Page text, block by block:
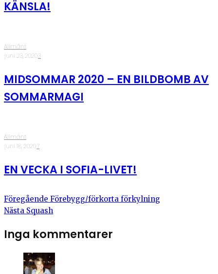
KÄNSLA!
Allmänt
·juni 23, 2020·3
MIDSOMMAR 2020 – EN BILDBOMB AV
SOMMARMAGI
Allmänt
·juni 18, 2020·7
EN VECKA I SOFIA-LIVET!
Föregående Förebygg/förkorta förkylning
Nästa Squash
Inga kommentarer